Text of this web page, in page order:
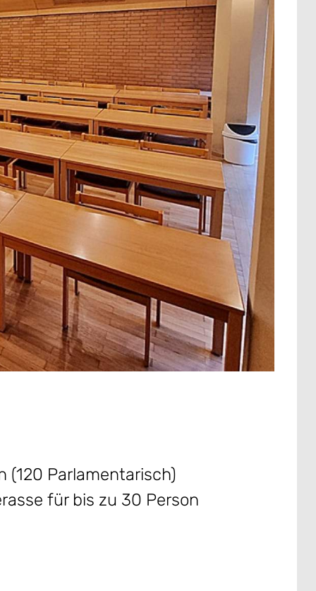
(120 Parlamentarisch)
für bis zu 30 Person